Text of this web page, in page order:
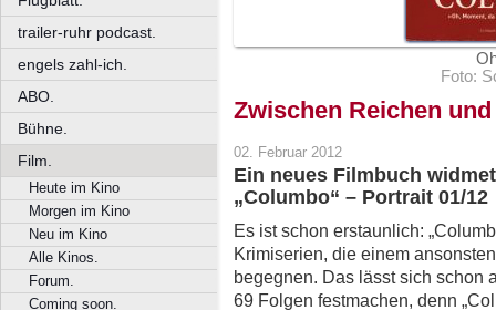
trailer-ruhr podcast.
engels zahl-ich.
ABO.
Bühne.
Film.
Heute im Kino
Morgen im Kino
Neu im Kino
Alle Kinos.
Forum.
Coming soon.
Foto:
Zwischen Reichen
02. Februar 2012
Ein neues Filmbuch
„Columbo“ – Portrait 01/12
Es ist schon erstaunlich:
Krimiserien, die einem
begegnen. Das lässt sich schon
69 Folgen festmachen, denn